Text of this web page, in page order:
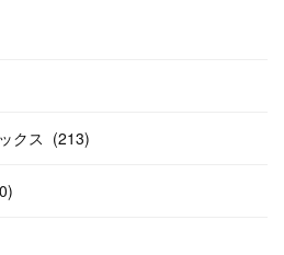
クス (213)
)